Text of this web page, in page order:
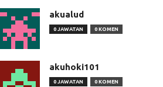
akualud
0 JAWATAN 0 KOMEN
akuhoki101
0 JAWATAN 0 KOMEN